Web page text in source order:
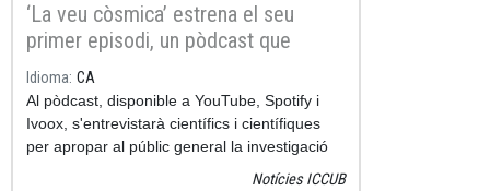
‘La veu còsmica’ estrena el seu
primer episodi, un pòdcast que
entrellaça ciència i art
Idioma CA
Al pòdcast, disponible a YouTube, Spotify i
Ivoox, s'entrevistarà científics i científiques
per apropar al públic general la investigació
Notícies ICCUB